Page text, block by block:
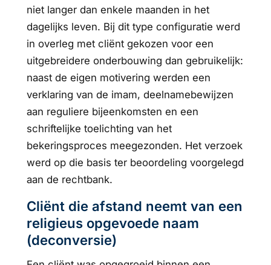
niet langer dan enkele maanden in het
dagelijks leven. Bij dit type configuratie werd
in overleg met cliënt gekozen voor een
uitgebreidere onderbouwing dan gebruikelijk:
naast de eigen motivering werden een
verklaring van de imam, deelnamebewijzen
aan reguliere bijeenkomsten en een
schriftelijke toelichting van het
bekeringsproces meegezonden. Het verzoek
werd op die basis ter beoordeling voorgelegd
aan de rechtbank.
Cliënt die afstand neemt van een
religieus opgevoede naam
(deconversie)